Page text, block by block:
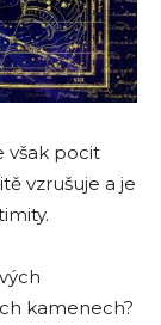
však pocit
vzrušuje a je
kamenech?